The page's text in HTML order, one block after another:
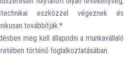
eszközzel végeznek és
továbbítják.*
meg kell állapodni a munkavállaló
történő foglalkoztatásában.